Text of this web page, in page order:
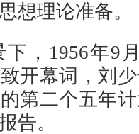
想理论准备。
下，1956年9
开幕词，刘
第二个五年
告。